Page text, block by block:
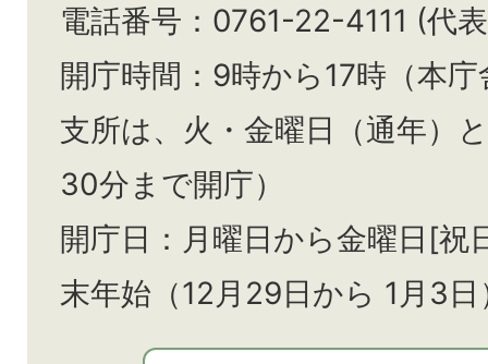
電話番号：0761-22-4111 (代
開庁時間：9時から17時（本
支所は、火・金曜日（通年）と
30分まで開庁）
開庁日：月曜日から金曜日[祝
末年始（12月29日から 1月3